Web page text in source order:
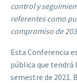
control y
referentes como
compromiso de
Esta Conferencia
pública que
semestre de 2021.